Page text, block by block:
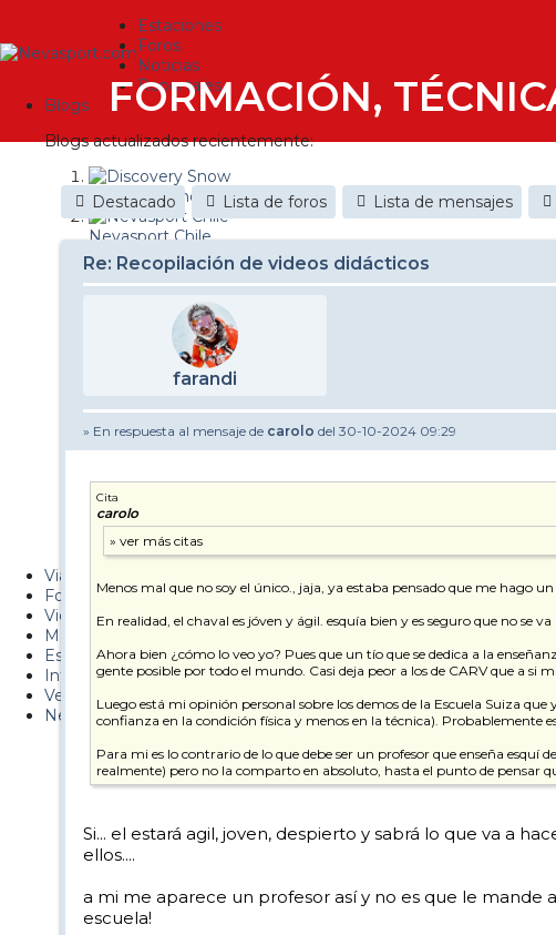
Estaciones
Foros
Noticias
Reportajes
Blogs
Blogs actualizados recientemente:
Discovery Snow
Nevasport Chile
Esquiaryviajar.com
nevasport blog
Diario de un friki
Metiendo Cantos
PUCAF - Blog
Viajes
Fotos
Videos
Material
Esquí Pro
Infonieve
Verano
Nevalog
FORMACIÓN,
Destacado Lista de foros Lista de mensajes
Re: Recopilación de videos didácticos
farandi
» En respuesta al mensaje de carolo del 30-10-2024 09:29
Cita
carolo
Menos mal que no soy el único., jaja, ya estaba pensado que me hago
En realidad, el chaval es jóven y ágil. esquía bien y es seguro que no se
Ahora bien ¿cómo lo veo yo? Pues que un tío que se dedica a la
gente posible por todo el mundo. Casi deja peor a los de CARV que a si
Luego está mi opinión personal sobre los demos de la Escuela Suiza
confianza en la condición física y menos en la técnica). Probablemente
Para mi es lo contrario de lo que debe ser un profesor que enseña esquí
realmente) pero no la comparto en absoluto, hasta el punto de pensar
Si... el estará agil, joven, despierto y sabrá lo que va a
ellos....
a mi me aparece un profesor así y no es que le
escuela!